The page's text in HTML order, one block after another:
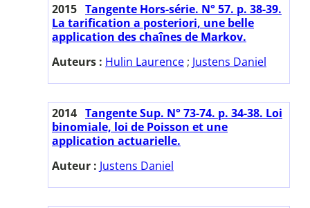
2015 Tangente Hors-série. N° 57. p. 38-39.
La tarification a posteriori, une belle
application des chaînes de Markov.
Auteurs : Hulin Laurence ; Justens Daniel
2014 Tangente Sup. N° 73-74. p. 34-38. Loi
binomiale, loi de Poisson et une
application actuarielle.
Auteur : Justens Daniel